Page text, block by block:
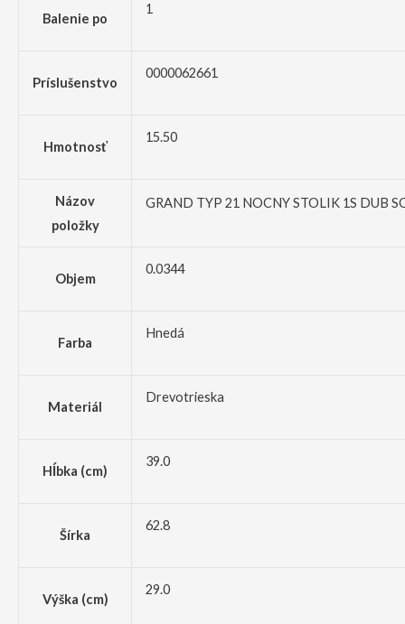
Balenie po
1
Príslušenstvo
0000062661
Hmotnosť
15.50
Názov
položky
GRAND TYP 21 NOCNY STOLIK 1S DUB
Objem
0.0344
Farba
Hnedá
Materiál
Drevotrieska
Hĺbka (cm)
39.0
Šírka
62.8
Výška (cm)
29.0